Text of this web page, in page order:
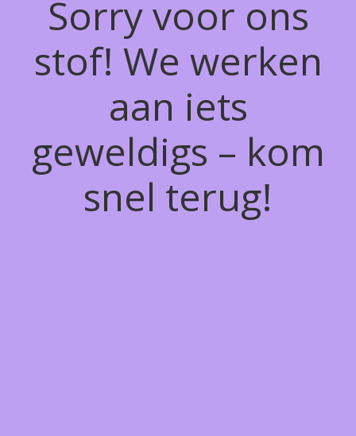
Sorry voor ons
stof! We werken
aan iets
geweldigs – kom
snel terug!